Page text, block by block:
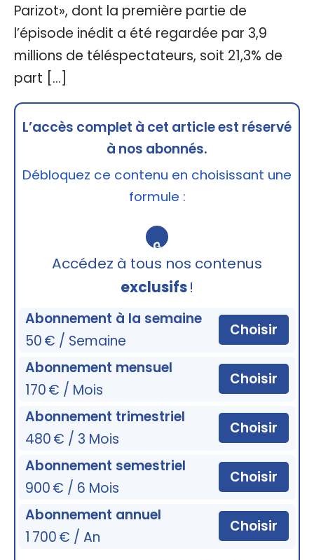
Parizot», dont la première partie de
l’épisode inédit a été regardée par 3,9
millions de téléspectateurs, soit 21,3% de
part […]
L’accès complet à cet article est réservé
à nos abonnés.
Débloquez ce contenu en choisissant une
formule :
🔒
Accédez à tous nos contenus
exclusifs!
Abonnement à la semaine
50 € / Semaine
Choisir
Abonnement mensuel
170 € / Mois
Choisir
Abonnement trimestriel
480 € / 3 Mois
Choisir
Abonnement semestriel
900 € / 6 Mois
Choisir
Abonnement annuel
1 700 € / An
Choisir